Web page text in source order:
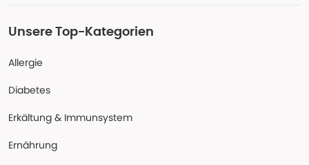
Unsere Top-Kategorien
Allergie
Diabetes
Erkältung & Immunsystem
Ernährung